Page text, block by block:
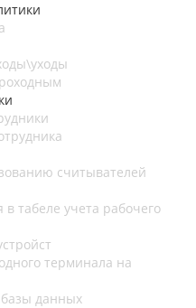
считывателей
табеле учета рабочего
терминала на
данных